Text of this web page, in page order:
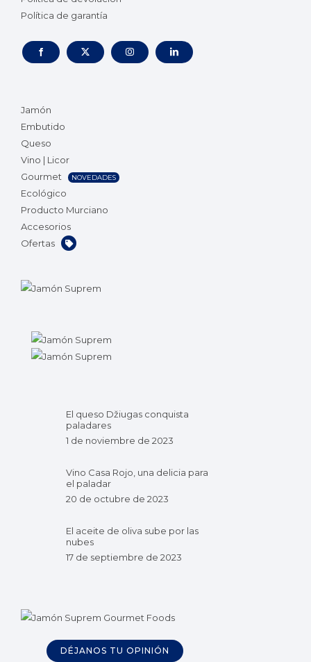
Política de garantía
Jamón
Embutido
Queso
Vino | Licor
Gourmet
NOVEDADES
Ecológico
Producto Murciano
Accesorios
Ofertas
El queso Džiugas conquista
paladares
1 de noviembre de 2023
Vino Casa Rojo, una delicia para
el paladar
20 de octubre de 2023
El aceite de oliva sube por las
nubes
17 de septiembre de 2023
DÉJANOS TU OPINIÓN